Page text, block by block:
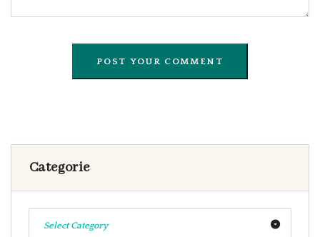
Categorie
Select Category